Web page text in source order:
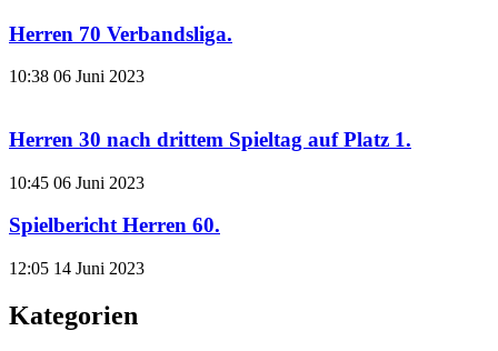
Herren 70 Verbandsliga.
10:38 06 Juni 2023
Herren 30 nach drittem Spieltag auf Platz 1.
10:45 06 Juni 2023
Spielbericht Herren 60.
12:05 14 Juni 2023
Kategorien